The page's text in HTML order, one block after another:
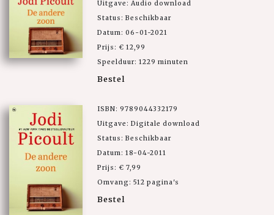
Uitgave: Audio download
Status: Beschikbaar
Datum: 06-01-2021
Prijs: € 12,99
Speelduur: 1229 minuten
Bestel
ISBN: 9789044332179
Uitgave: Digitale download
Status: Beschikbaar
Datum: 18-04-2011
Prijs: € 7,99
Omvang: 512 pagina's
Bestel